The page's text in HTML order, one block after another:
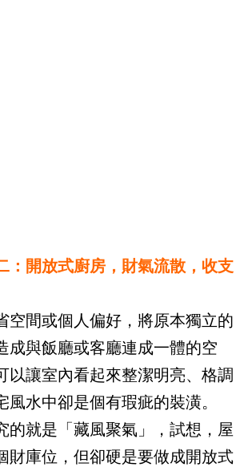
：開放式廚房，財氣流散，收支
空間或個人偏好，將原本獨立的
成與飯廳或客廳連成一體的空
以讓室內看起來整潔明亮、格調
風水中卻是個有瑕疵的裝潢。
的就是「藏風聚氣」，試想，屋
財庫位，但卻硬是要做成開放式